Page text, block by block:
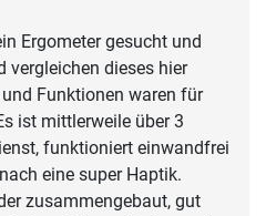
Ergometer gesucht und
vergleichen dieses hier
Funktionen waren für
ist mittlerweile über 3
funktioniert einwandfrei
eine super Haptik.
zusammengebaut, gut